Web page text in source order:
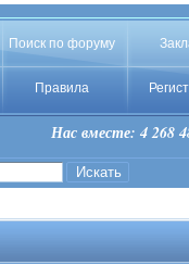
Поиск по форуму
Правила
Нас вместе: 4 268